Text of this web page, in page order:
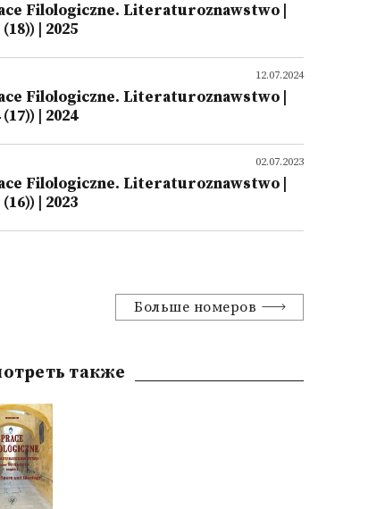
Filologiczne. Literaturoznawstwo |
(18)) | 2025
12.07.2024
Filologiczne. Literaturoznawstwo |
(17)) | 2024
02.07.2023
Filologiczne. Literaturoznawstwo |
(16)) | 2023
Больше номеров
также